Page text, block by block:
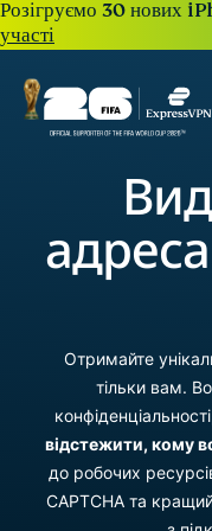
Розігруємо 30 нових
участі
Отримайте
тільки вам.
відстежити, кому
до робочих
CAPTCHA та